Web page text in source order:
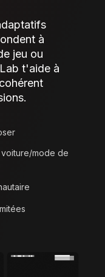
à
jeu ou
t'aide à
voiture/mode de